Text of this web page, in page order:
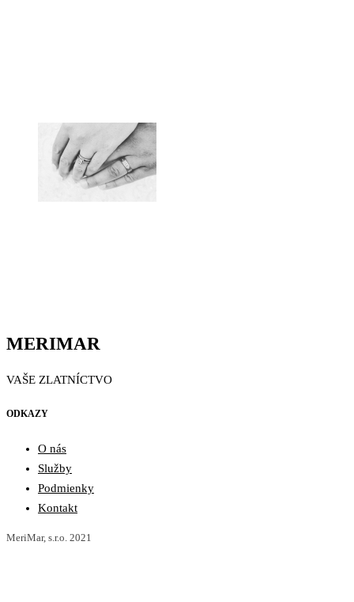
MERIMAR
VAŠE ZLATNÍCTVO
ODKAZY
O nás
Služby
Podmienky
Kontakt
MeriMar, s.r.o. 2021